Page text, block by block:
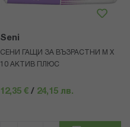
Seni
СЕНИ ГАЩИ ЗА ВЪЗРАСТНИ М Х
10 АКТИВ ПЛЮС
12,35 € / 24,15 лв.